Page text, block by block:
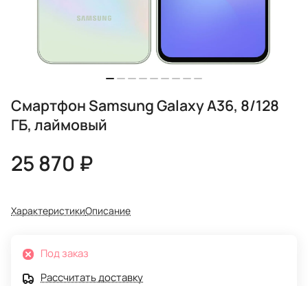
Смартфон Samsung Galaxy A36, 8/128
ГБ, лаймовый
25 870 ₽
ХарактеристикиОписание
Под заказ
Рассчитать доставку